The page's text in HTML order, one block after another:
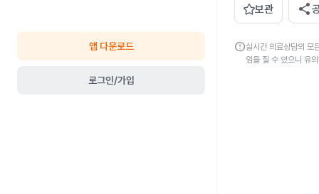
앱 다운로드
로그인/가입
보관 share
error실시간 의료상담의 모
임을 질 수 있으니 유